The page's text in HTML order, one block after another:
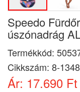
Speedo
úszónadrág
Termékkód:
Cikkszám: 8-
Ár: 17.690 Ft